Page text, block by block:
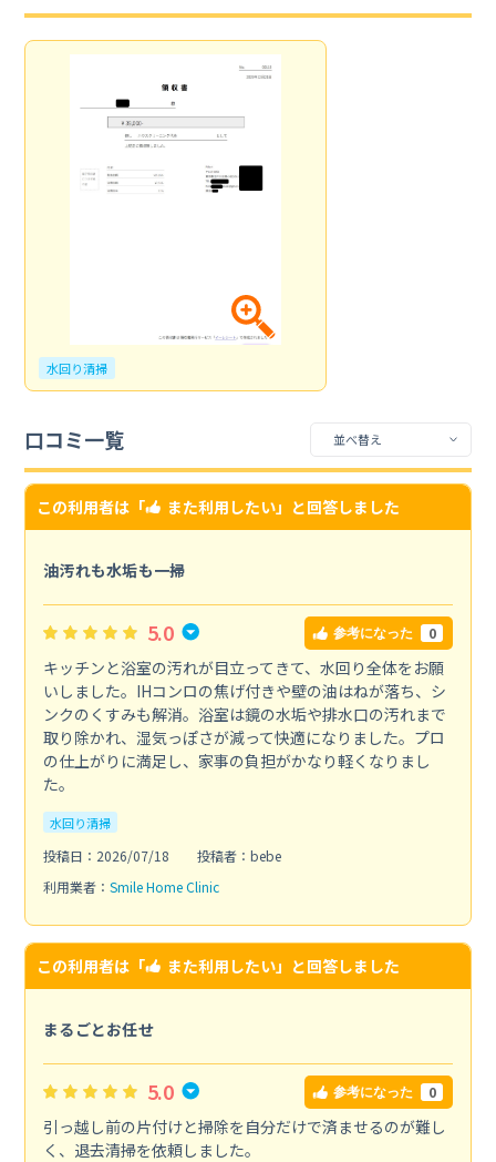
水回り清掃
口コミ一覧
この利用者は「 また利用したい」と回答しました
油汚れも水垢も一掃
5.0 参考になった 0
キッチンと浴室の汚れが目立ってきて、水回り全体をお願
いしました。IHコンロの焦げ付きや壁の油はねが落ち、シ
ンクのくすみも解消。浴室は鏡の水垢や排水口の汚れまで
取り除かれ、湿気っぽさが減って快適になりました。プロ
の仕上がりに満足し、家事の負担がかなり軽くなりまし
た。
水回り清掃
投稿日：2026/07/18
投稿者：bebe
利用業者： Smile Home Clinic
この利用者は「 また利用したい」と回答しました
まるごとお任せ
5.0 参考になった 0
引っ越し前の片付けと掃除を自分だけで済ませるのが難し
く、退去清掃を依頼しました。